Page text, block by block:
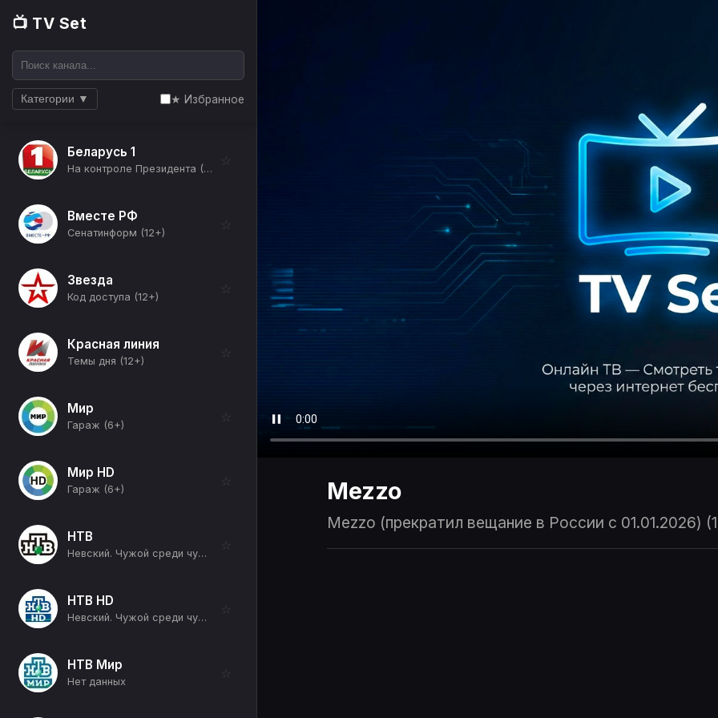
📺 TV Set
Категории ▼ ★ Избранное
Беларусь 1
На контроле Президента (12+)
☆
Вместе РФ
Сенатинформ (12+)
☆
Звезда
Код доступа (12+)
☆
Красная линия
Темы дня (12+)
☆
Мир
Гараж (6+)
☆
Мир HD
Гараж (6+)
☆
НТВ
Невский. Чужой среди чужих (Взрыв) (16+)
☆
НТВ HD
Невский. Чужой среди чужих (Взрыв) (16+)
☆
НТВ Мир
Нет данных
☆
Mezzo
Mezzo (прекратил вещание в России с 01.01.2026)